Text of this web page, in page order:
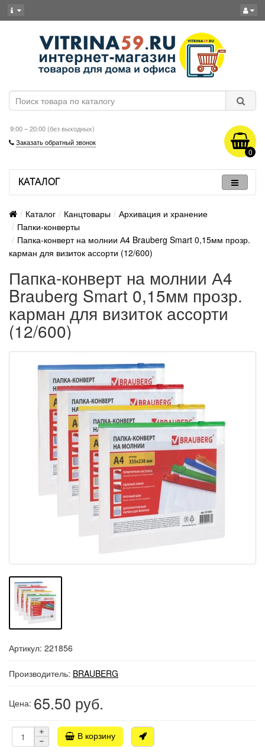
9:00 – 20:00 (без выходных)
Заказать обратный звонок
0
КАТАЛОГ
Каталог Канцтовары
Архивация и хранение
Папки-конверты
Папка-конверт на молнии А4 Brauberg Smart 0,15мм прозр.
карман для визиток ассорти (12/600)
Папка-конверт на молнии А4
Brauberg Smart 0,15мм прозр.
карман для визиток ассорти
(12/600)
Артикул: 221856
Производитель: BRAUBERG
Цена: 65.50 руб.
В корзину